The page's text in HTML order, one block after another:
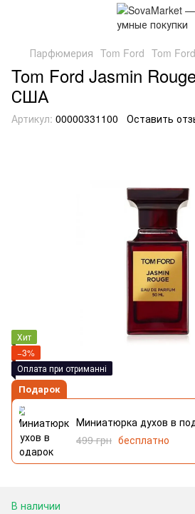
Парфюмерия Tom Ford Tom
Tom Ford Jasmin
США
Артикул: 00000331100 Оставить
Хит
−3%
Оплата при отриманні
Подарок
Миниатюрка духов в
499 грн бесплатно
В наличии